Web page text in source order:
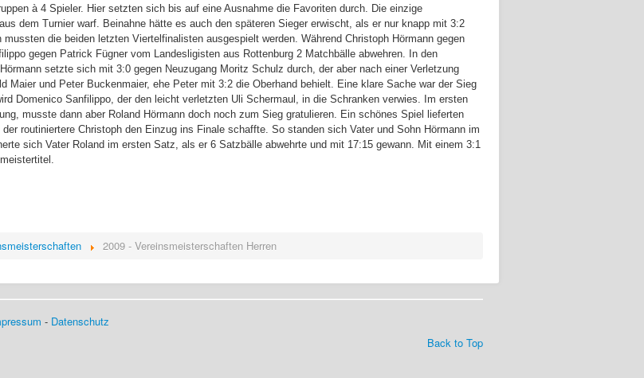
à 4 Spieler. Hier setzten sich bis auf eine Ausnahme die Favoriten durch. Die einzige
dem Turnier warf. Beinahne hätte es auch den späteren Sieger erwischt, als er nur knapp mit 3:2
die beiden letzten Viertelfinalisten ausgespielt werden. Während Christoph Hörmann gegen
gegen Patrick Fügner vom Landesligisten aus Rottenburg 2 Matchbälle abwehren. In den
setzte sich mit 3:0 gegen Neuzugang Moritz Schulz durch, der aber nach einer Verletzung
Maier und Peter Buckenmaier, ehe Peter mit 3:2 die Oberhand behielt. Eine klare Sache war der Sieg
Domenico Sanfilippo, der den leicht verletzten Uli Schermaul, in die Schranken verwies. Im ersten
musste dann aber Roland Hörmann doch noch zum Sieg gratulieren. Ein schönes Spiel lieferten
routiniertere Christoph den Einzug ins Finale schaffte. So standen sich Vater und Sohn Hörmann im
sich Vater Roland im ersten Satz, als er 6 Satzbälle abwehrte und mit 17:15 gewann. Mit einem 3:1
2009 - Vereinsmeisterschaften Herren
- Datenschutz
Back to Top